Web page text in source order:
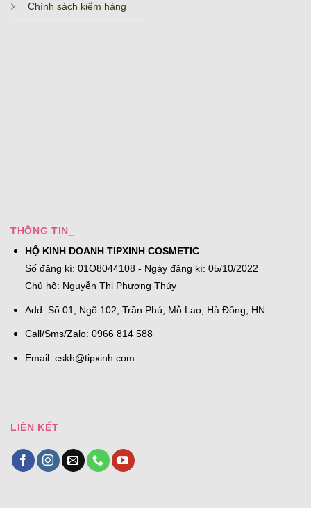
Chính sách kiểm hàng
THÔNG TIN_
HỘ KINH DOANH TIPXINH COSMETIC
Số đăng kí: 01O8044108 - Ngày đăng kí: 05/10/2022
Chủ hộ: Nguyễn Thi Phương Thúy
Add: Số 01, Ngõ 102, Trần Phú, Mỗ Lao, Hà Đông, HN
Call/Sms/Zalo: 0966 814 588
Email: cskh@tipxinh.com
LIÊN KẾT